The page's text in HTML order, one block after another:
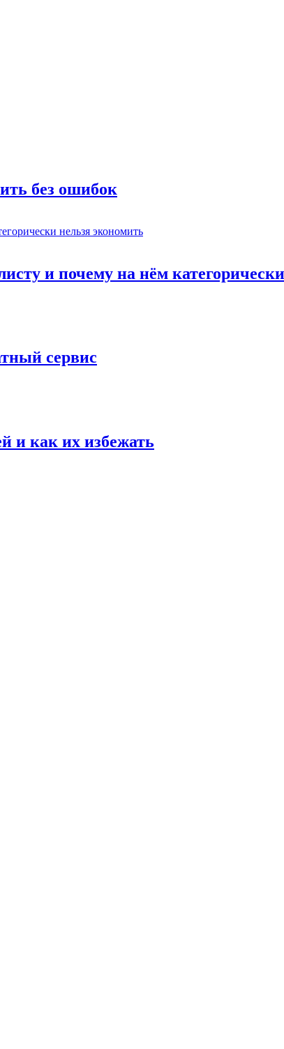
без ошибок
и почему на нём
сервис
и как их избежать